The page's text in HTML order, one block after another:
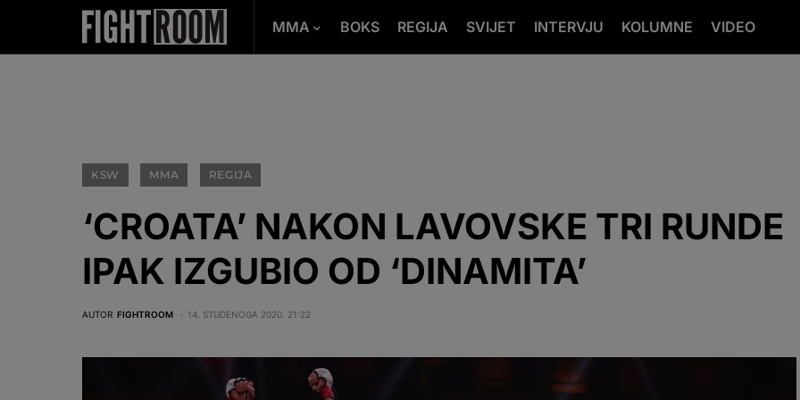
MMA BOKS REGIJA SVIJET INTERVJU KOLUMNE VIDEO
KSW MMA REGIJA
‘CROATA’ NAKON LAVOVSKE TRI RUNDE
IPAK IZGUBIO OD ‘DINAMITA’
AUTOR FIGHTROOM 14. STUDENOGA 2020. 21:22